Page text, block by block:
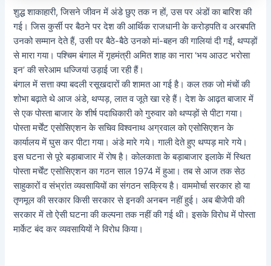
शुद्ध शाकाहारी, जिसने जीवन में अंडे छुए तक न हों, उस पर अंडों का बारिश की
गई। जिस कुर्सी पर बैठने पर देश की आर्थिक राजधानी के करोड़पति व अरबपति
उनको सम्मान देते हैं, उसी पर बैठे-बैठे उनको मां-बहन की गालियां दी गईं, थप्पड़ों
से मारा गया। पश्चिम बंगाल में गृहमंत्री अमित शाह का नारा ‘भय आउट भरोसा
इन’ की सरेआम धज्जियां उड़ाई जा रही हैं।
बंगाल में सत्ता क्या बदली रसूखदारों की शामत आ गई है। कल तक जो मंचों की
शोभा बढ़ाते थे आज अंडे, थप्पड़, लात व जूते खा रहे हैं। देश के आढ़त बाजार में
से एक पोस्ता बाजार के शीर्ष पदाधिकारी को गुरुवार को थप्पड़ों से पीटा गया।
पोस्ता मर्चेंट एसोसिएशन के सचिव विश्वनाथ अग्रवाल को एसोसिएशन के
कार्यालय में घुस कर पीटा गया। अंडे मारे गये। गाली देते हुए थप्पड़ मारे गये।
इस घटना से पूरे बड़ाबाजार में रोष है। कोलकाता के बड़ाबाजार इलाके में स्थित
पोस्ता मर्चेंट एसोसिएशन का गठन साल 1974 में हुआ। तब से आज तक सेठ
साहुकारों व संभ्रांत व्यवसायियों का संगठन सक्रिय है। वाममोर्चा सरकार हो या
तृणमूल की सरकार किसी सरकार से इनकी अनबन नहीं हुई। अब बीजेपी की
सरकार में तो ऐसी घटना की कल्पना तक नहीं की गई थी। इसके विरोध में पोस्ता
मार्केट बंद कर व्यवसायियों ने विरोध किया।